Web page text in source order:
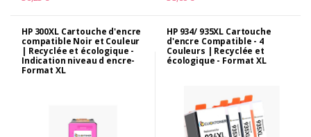
HP 300XL Cartouche d'encre
compatible Noir et Couleur
| Recyclée et écologique -
Indication niveau d encre-
Format XL
HP 934/ 935XL Cartouche
d'encre Compatible - 4
Couleurs | Recyclée et
écologique - Format XL